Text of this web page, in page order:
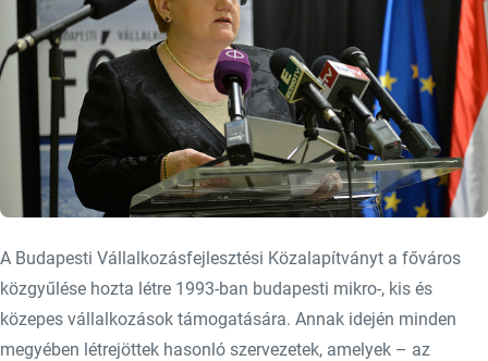
A Budapesti Vállalkozásfejlesztési Közalapítványt a főváros
közgyűlése hozta létre 1993-ban budapesti mikro-, kis és
közepes vállalkozások támogatására. Annak idején minden
megyében létrejöttek hasonló szervezetek, amelyek – az